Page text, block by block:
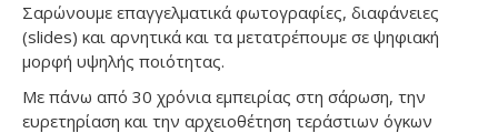
Σαρώνουμε επαγγελματικά φωτογραφίες, διαφάνειες
(slides) και αρνητικά και τα μετατρέπουμε σε ψηφιακή
μορφή υψηλής ποιότητας.
Με πάνω από 30 χρόνια εμπειρίας στη σάρωση, την
ευρετηρίαση και την αρχειοθέτηση τεράστιων όγκων